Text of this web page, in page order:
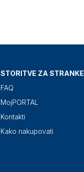
STORITVE ZA STRANKE
FAQ
MojPORTAL
Kontakti
Kako nakupovati